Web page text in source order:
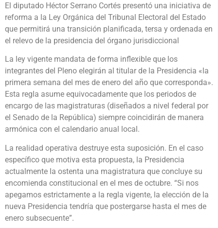
El diputado Héctor Serrano Cortés presentó una iniciativa de
reforma a la Ley Orgánica del Tribunal Electoral del Estado
que permitirá una transición planificada, tersa y ordenada en
el relevo de la presidencia del órgano jurisdiccional
La ley vigente mandata de forma inflexible que los
integrantes del Pleno elegirán al titular de la Presidencia «la
primera semana del mes de enero del año que corresponda».
Esta regla asume equivocadamente que los periodos de
encargo de las magistraturas (diseñados a nivel federal por
el Senado de la República) siempre coincidirán de manera
armónica con el calendario anual local.
La realidad operativa destruye esta suposición. En el caso
específico que motiva esta propuesta, la Presidencia
actualmente la ostenta una magistratura que concluye su
encomienda constitucional en el mes de octubre. “Si nos
apegamos estrictamente a la regla vigente, la elección de la
nueva Presidencia tendría que postergarse hasta el mes de
enero subsecuente”.